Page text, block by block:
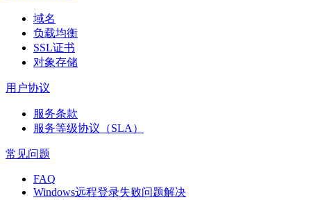
域名
负载均衡
SSL证书
对象存储
用户协议
服务条款
服务等级协议（SLA）
常见问题
FAQ
Windows远程登录失败问题解决